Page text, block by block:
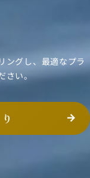
グし、 最適なプラ
さい。